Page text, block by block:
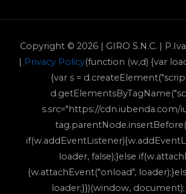
Copyright © 2026 | GIRO S.N.C. |
| Privacy Policy(function (w,d) {var
{var s =
s.src="https://cdn.iubenda.com/
loader, false);}else
{w.attachEvent("onload",
loader;}})(window, document);